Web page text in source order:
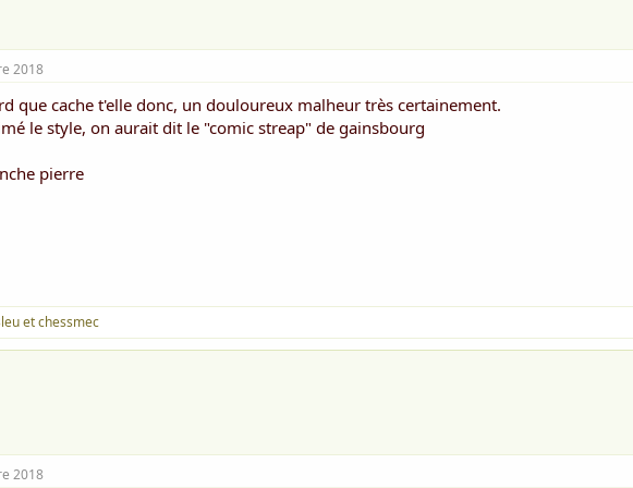
2018
que cache t'elle donc, un douloureux malheur très certainement.
le style, on aurait dit le "comic streap" de gainsbourg
pierre
etchessmec
2018